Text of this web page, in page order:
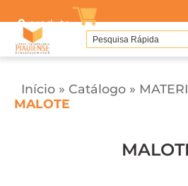
0produto
Início » Catálogo »
MALOTE